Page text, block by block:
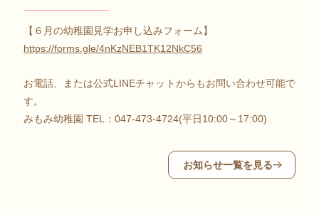
【６月の幼稚園見学お申し込みフォーム】
https://forms.gle/4nKzNEB1TK12NkC56
お電話、または公式LINEチャットからもお問い合わせ可能で
す。
みもみ幼稚園 TEL：047-473-4724(平日10:00～17:00)
お知らせ一覧を見る